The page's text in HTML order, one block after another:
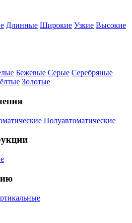
Длинные Широкие Узкие Высокие
Бежевые Серые Серебряные
Золотые
Полуавтоматические